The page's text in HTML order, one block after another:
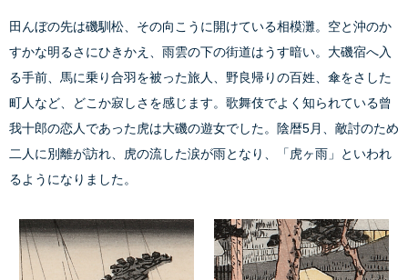
田んぼの先は磯馴松、その向こうに開けている相模灘。空と沖のか
すかな明るさにひきかえ、雨雲の下の街道はうす暗い。大磯宿へ入
る手前、馬に乗り合羽を被った旅人、野良帰りの百姓、傘をさした
町人など、どこか寂しさを感じます。歌舞伎でよく知られている曾
我十郎の恋人であった虎は大磯の遊女でした。陰暦5月、敵討のため
二人に別離が訪れ、虎の流した涙が雨となり、「虎ヶ雨」といわれ
るようになりました。